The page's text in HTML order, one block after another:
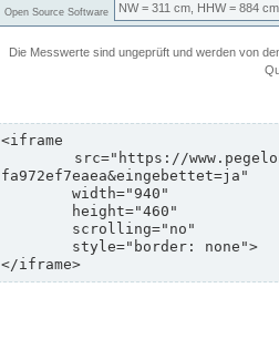
<iframe
fa972ef7eaea&eingebettet=ja"
</iframe>